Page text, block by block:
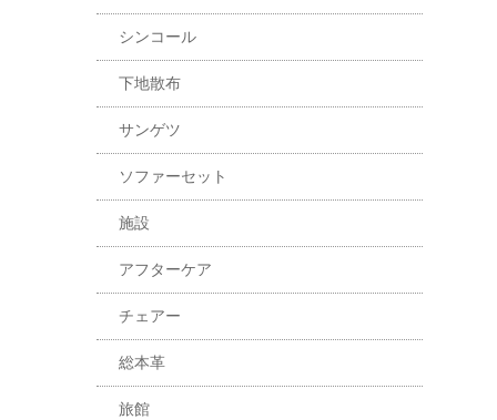
シンコール
下地散布
サンゲツ
ソファーセット
施設
アフターケア
チェアー
総本革
旅館